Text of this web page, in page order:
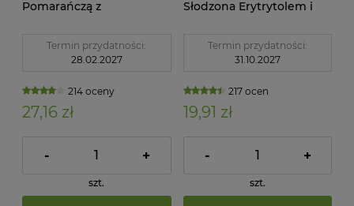
Pomarańczą z
Bezglutenowa 125 g
Pure&Good
Termin przydatności:
28.02.2027
214 oceny
27,16 zł
- +
szt.
Słodzona Erytrytolem i
100 g Pure&Good
Termin przydatności:
31.10.2027
217 ocen
19,91 zł
- +
szt.